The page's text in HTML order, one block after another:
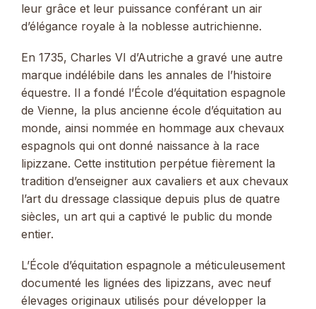
leur grâce et leur puissance conférant un air
d’élégance royale à la noblesse autrichienne.
En 1735, Charles VI d’Autriche a gravé une autre
marque indélébile dans les annales de l’histoire
équestre. Il a fondé l’École d’équitation espagnole
de Vienne, la plus ancienne école d’équitation au
monde, ainsi nommée en hommage aux chevaux
espagnols qui ont donné naissance à la race
lipizzane. Cette institution perpétue fièrement la
tradition d’enseigner aux cavaliers et aux chevaux
l’art du dressage classique depuis plus de quatre
siècles, un art qui a captivé le public du monde
entier.
L’École d’équitation espagnole a méticuleusement
documenté les lignées des lipizzans, avec neuf
élevages originaux utilisés pour développer la